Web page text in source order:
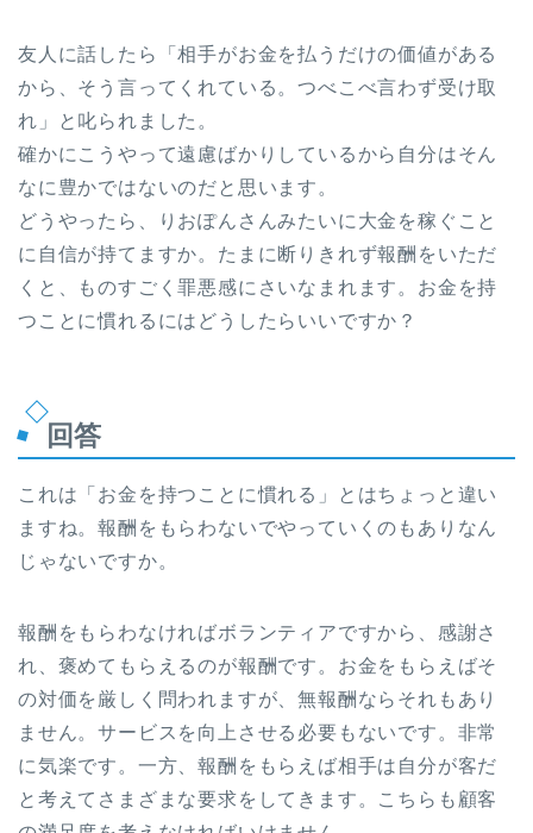
友人に話したら「相手がお金を払うだけの価値がある
から、そう言ってくれている。つべこべ言わず受け取
れ」と叱られました。
確かにこうやって遠慮ばかりしているから自分はそん
なに豊かではないのだと思います。
どうやったら、りおぽんさんみたいに大金を稼ぐこと
に自信が持てますか。たまに断りきれず報酬をいただ
くと、ものすごく罪悪感にさいなまれます。お金を持
つことに慣れるにはどうしたらいいですか？
回答
これは「お金を持つことに慣れる」とはちょっと違い
ますね。報酬をもらわないでやっていくのもありなん
じゃないですか。
報酬をもらわなければボランティアですから、感謝さ
れ、褒めてもらえるのが報酬です。お金をもらえばそ
の対価を厳しく問われますが、無報酬ならそれもあり
ません。サービスを向上させる必要もないです。非常
に気楽です。一方、報酬をもらえば相手は自分が客だ
と考えてさまざまな要求をしてきます。こちらも顧客